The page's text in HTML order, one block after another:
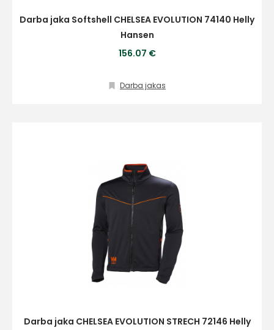
Darba jaka Softshell CHELSEA EVOLUTION 74140 Helly
Hansen
156.07 €
Darba jakas
Darba jaka CHELSEA EVOLUTION STRECH 72146 Helly